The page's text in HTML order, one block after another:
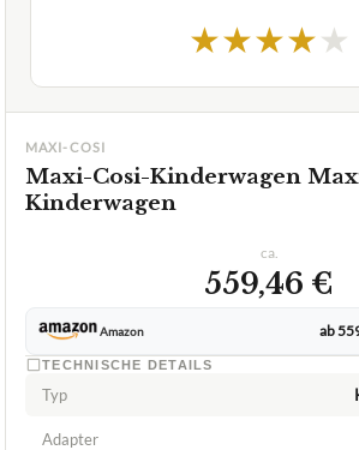
★★★★★
MAXI-COSI
Maxi-Cosi-Kinderwagen
Kinderwagen
ca.
559,46 €
Amazon ab
TECHNISCHE DETAILS
Typ
Adapter